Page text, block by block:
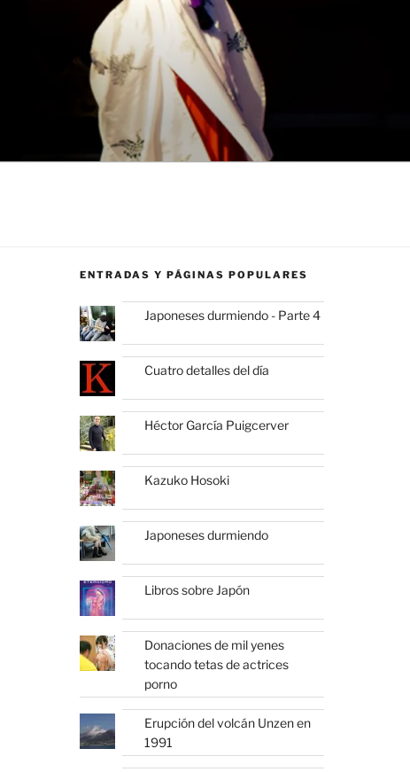
ENTRADAS Y PÁGINAS POPULARES
Japoneses durmiendo - Parte 4
Cuatro detalles del día
Héctor García Puigcerver
Kazuko Hosoki
Japoneses durmiendo
Libros sobre Japón
Donaciones de mil yenes
tocando tetas de actrices
porno
Erupción del volcán Unzen en
1991